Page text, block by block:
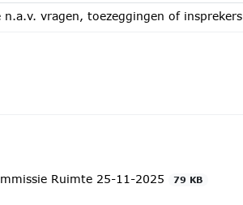
vragen, toezeggingen of insprekers
Ruimte 25-11-2025
79 KB